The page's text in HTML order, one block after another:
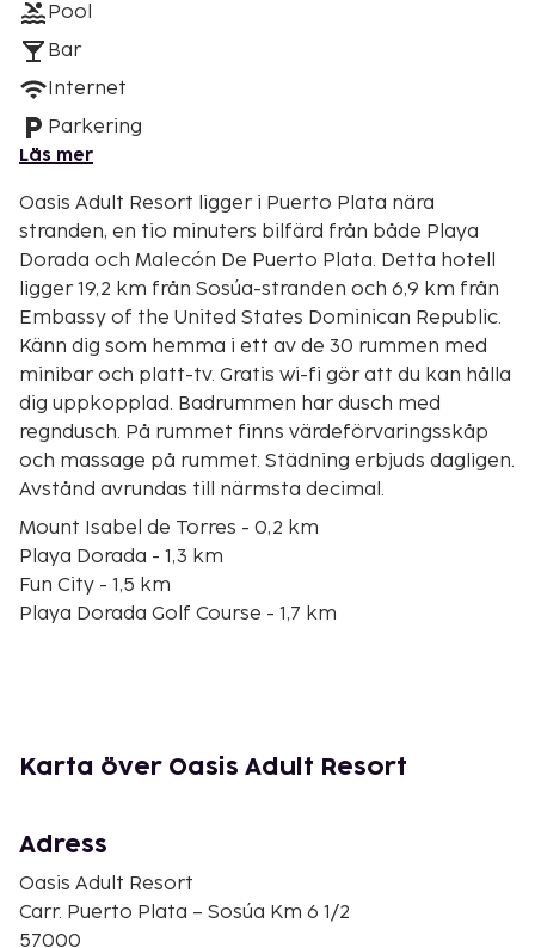
Pool
Bar
Internet
Parkering
Läs mer
Oasis Adult Resort ligger i Puerto Plata nära
stranden, en tio minuters bilfärd från både Playa
Dorada och Malecón De Puerto Plata. Detta hotell
ligger 19,2 km från Sosúa-stranden och 6,9 km från
Embassy of the United States Dominican Republic.
Känn dig som hemma i ett av de 30 rummen med
minibar och platt-tv. Gratis wi-fi gör att du kan hålla
dig uppkopplad. Badrummen har dusch med
regndusch. På rummet finns värdeförvaringsskåp
och massage på rummet. Städning erbjuds dagligen.
Avstånd avrundas till närmsta decimal.
Mount Isabel de Torres - 0,2 km
Playa Dorada - 1,3 km
Fun City - 1,5 km
Playa Dorada Golf Course - 1,7 km
Camachos strand - 6,6 km
Malecón De Puerto Plata - 7 km
Amber Museum - 7,3 km
Självständighetsparken - 7,4 km
Museo de Arte Taíno - 7,5 km
Karta över Oasis Adult Resort
Adress
Oasis Adult Resort
Carr. Puerto Plata – Sosúa Km 6 1/2
57000